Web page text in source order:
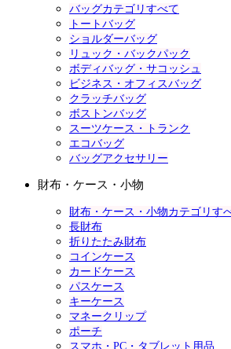
バッグカテゴリすべて
トートバッグ
ショルダーバッグ
リュック・バックパック
ボディバッグ・サコッシュ
ビジネス・オフィスバッグ
クラッチバッグ
ボストンバッグ
スーツケース・トランク
エコバッグ
バッグアクセサリー
財布・ケース・小物
財布・ケース・小物カテゴリす
長財布
折りたたみ財布
コインケース
カードケース
パスケース
キーケース
マネークリップ
ポーチ
スマホ・PC・タブレット用品